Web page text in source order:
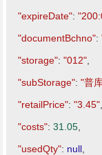
"expireDate":
"documentBchno":
"storage": "012",
"subStorage": "普
"retailPrice": "3.45",
"costs": 31.05,
"usedQty": null,